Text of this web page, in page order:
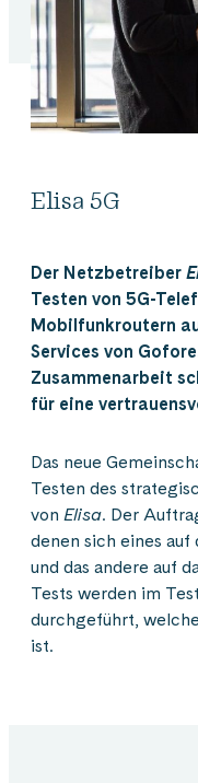
Elisa 5G
Der Netzbetreiber
Testen von 5G-
Mobilfunkroutern
Services von
Zusammenarbeit
für eine
Das neue
Testen des
von Elisa. Der
denen sich eines
und das andere auf
Tests werden im
durchgeführt,
ist.